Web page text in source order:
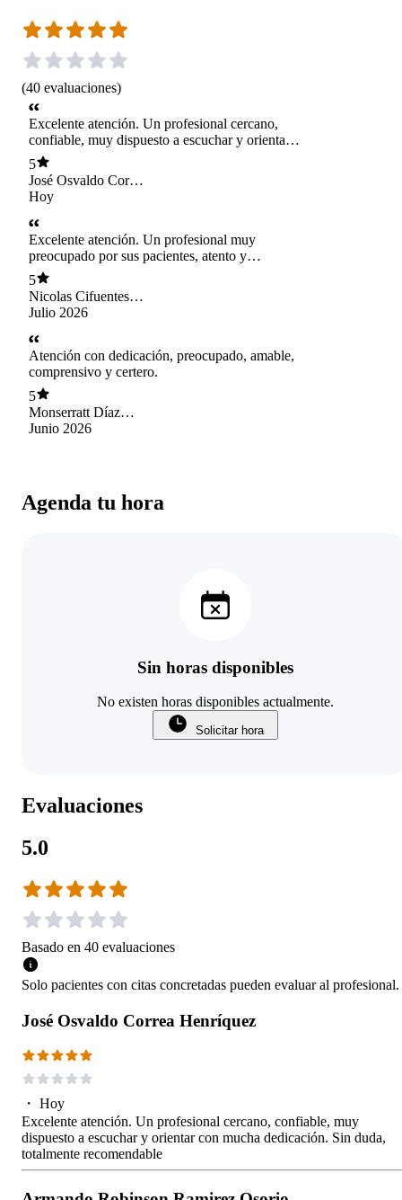
(40 evaluaciones)
Excelente atención. Un profesional cercano,
confiable, muy dispuesto a escuchar y orientar
con mucha dedicación. Sin duda, totalmente
recomendable
5
José Osvaldo Correa
Henríquez
Hoy
Excelente atención. Un profesional muy
preocupado por sus pacientes, atento y
dedicado. Totalmente recomendado.
5
Nicolas Cifuentes
Suazo
Julio 2026
Atención con dedicación, preocupado, amable,
comprensivo y certero.
5
Monserratt Díaz
Solís
Junio 2026
Agenda tu hora
Sin horas disponibles
No existen horas disponibles actualmente.
Solicitar hora
Evaluaciones
5.0
Basado en 40 evaluaciones
Solo pacientes con citas concretadas pueden evaluar al profesional.
José Osvaldo Correa Henríquez
・ Hoy
Excelente atención. Un profesional cercano, confiable, muy
dispuesto a escuchar y orientar con mucha dedicación. Sin duda,
totalmente recomendable